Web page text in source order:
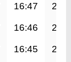
16:47
16:46
16:45